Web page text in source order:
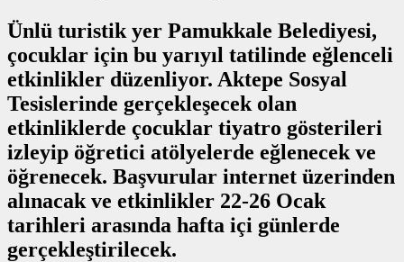
Ünlü turistik yer Pamukkale Belediyesi,
çocuklar için bu yarıyıl tatilinde eğlenceli
etkinlikler düzenliyor. Aktepe Sosyal
Tesislerinde gerçekleşecek olan
etkinliklerde çocuklar tiyatro gösterileri
izleyip öğretici atölyelerde eğlenecek ve
öğrenecek. Başvurular internet üzerinden
alınacak ve etkinlikler 22-26 Ocak
tarihleri arasında hafta içi günlerde
gerçekleştirilecek.